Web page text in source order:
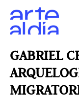
GABRIEL